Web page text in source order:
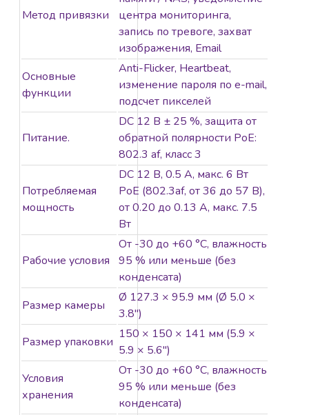
Метод привязки
центра мониторинга,
запись по тревоге, захват
изображения, Email
Основные
функции
Anti-Flicker, Heartbeat,
изменение пароля по e-mail,
подсчет пикселей
Питание.
DC 12 В ± 25 %, защита от
обратной полярности PoE:
802.3 af, класс 3
Потребляемая
мощность
DС 12 В, 0.5 A, макс. 6 Вт
PoE (802.3af, от 36 до 57 В),
от 0.20 до 0.13 A, макс. 7.5
Вт
Рабочие условия
От -30 до +60 °C, влажность
95 % или меньше (без
конденсата)
Размер камеры
Ø 127.3 × 95.9 мм (Ø 5.0 ×
3.8″)
Размер упаковки
150 × 150 × 141 мм (5.9 ×
5.9 × 5.6″)
Условия
хранения
От -30 до +60 °C, влажность
95 % или меньше (без
конденсата)